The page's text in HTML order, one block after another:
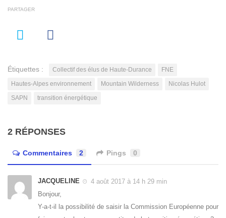
PARTAGER
Étiquettes : Collectif des élus de Haute-Durance
FNE
Hautes-Alpes environnement
Mountain Wilderness
Nicolas Hulot
SAPN
transition énergétique
2 RÉPONSES
Commentaires 2 Pings 0
JACQUELINE
4 août 2017 à 14 h 29 min
Bonjour,
Y-a-t-il la possibilité de saisir la Commission Européenne pour